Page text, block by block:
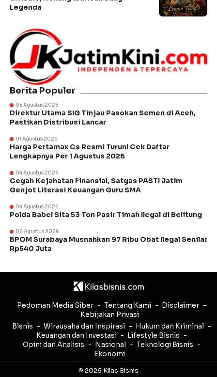
Legenda
Berita Populer
05 Agustus 2026
Direktur Utama SIG Tinjau Pasokan Semen di Aceh,
Pastikan Distribusi Lancar
01 Agustus 2026
Harga Pertamax Cs Resmi Turun! Cek Daftar
Lengkapnya Per 1 Agustus 2026
04 Agustus 2026
Cegah Kejahatan Finansial, Satgas PASTI Jatim
Genjot Literasi Keuangan Guru SMA
04 Agustus 2026
Polda Babel Sita 53 Ton Pasir Timah Ilegal di Belitung
06 Agustus 2026
BPOM Surabaya Musnahkan 97 Ribu Obat Ilegal Senilai
Rp540 Juta
Pedoman Media Siber Tentang Kami
Disclaimer
Kebijakan Privasi
Bisnis
Wirausaha dan Inspirasi
Hukum dan Kriminal
Keuangan dan Investasi
Lifestyle Bisnis
Opini dan Analisis
Nasional
Teknologi Bisnis
Ekonomi
© 2026 Kilas Bisnis